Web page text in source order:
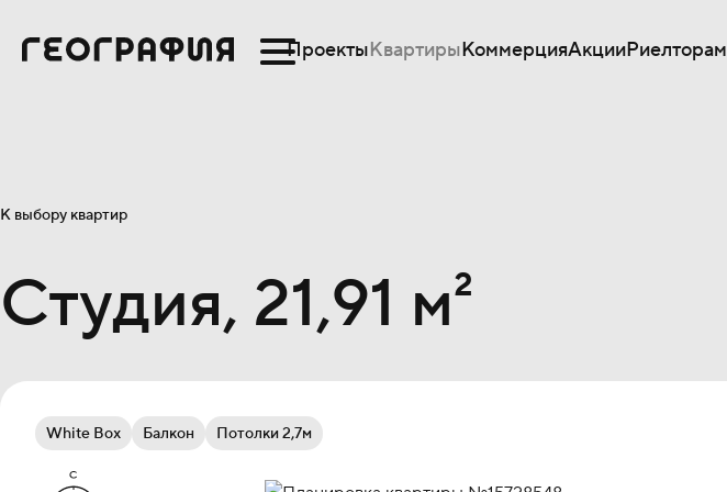
ПроектыКвартирыКоммерцияАкцииРиелторам
К выбору квартир
Студия, 21,91 м²
White Box Балкон Потолки 2,7м